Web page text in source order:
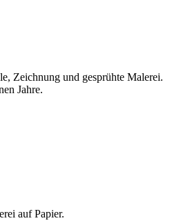
Zeichnung und gesprühte Malerei.
Jahre.
auf Papier.